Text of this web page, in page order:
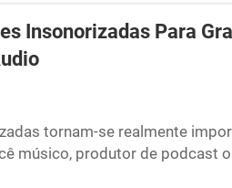
Insonorizadas Para
tornam-se realmente
músico, produtor de podcast
é fundamental. Ao gravar em